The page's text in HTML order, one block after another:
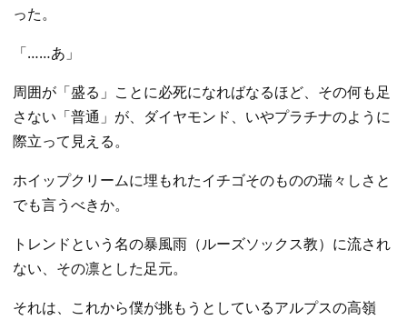
った。
​「……あ」
​周囲が「盛る」ことに必死になればなるほど、その何も足
さない「普通」が、ダイヤモンド、いやプラチナのように
際立って見える。
ホイップクリームに埋もれたイチゴそのものの瑞々しさと
でも言うべきか。
​トレンドという名の暴風雨（ルーズソックス教）に流され
ない、その凛とした足元。
それは、これから僕が挑もうとしているアルプスの高嶺